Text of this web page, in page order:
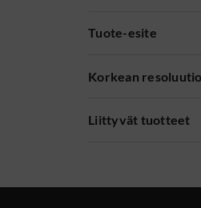
Tuote-esite
Korkean
Liittyvät tuotteet